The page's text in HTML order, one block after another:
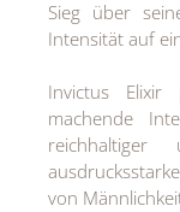
Sieg über
Intensität auf
Invictus Elixir
machende
von